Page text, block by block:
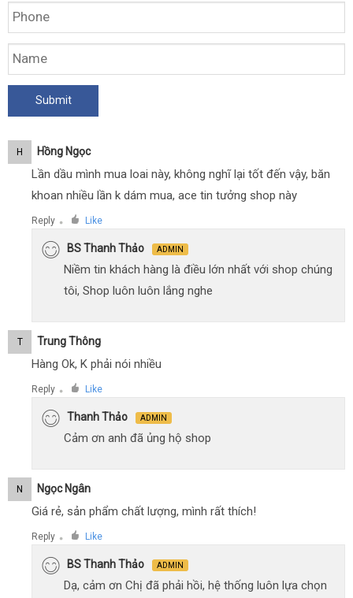
H Hồng Ngọc
Lần dầu mình mua loai này, không nghĩ lại tốt đến vậy, băn
khoan nhiều lần k dám mua, ace tin tưởng shop này
Reply ● Like
BS Thanh Thảo ADMIN
Niềm tin khách hàng là điều lớn nhất với shop chúng
tôi, Shop luôn luôn lắng nghe
T Trung Thông
Hàng Ok, K phải nói nhiều
Reply ● Like
Thanh Thảo ADMIN
Cảm ơn anh đã ủng hộ shop
N Ngọc Ngân
Giá rẻ, sản phẩm chất lượng, mình rất thích!
Reply ● Like
BS Thanh Thảo ADMIN
Dạ, cảm ơn Chị đã phải hồi, hệ thống luôn lựa chọn